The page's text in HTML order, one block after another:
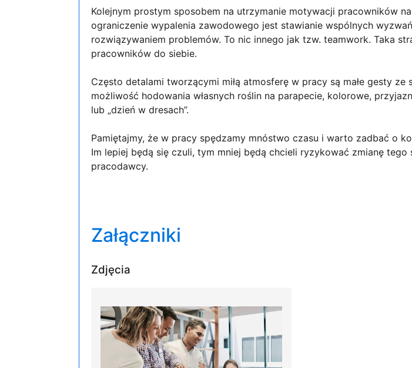
Kolejnym prostym sposobem na utrzymanie motywacji pracowników
ograniczenie wypalenia zawodowego jest stawianie wspólnych
rozwiązywaniem problemów. To nic innego jak tzw. teamwork. Taka
pracowników do siebie.
Często detalami tworzącymi miłą atmosferę w pracy są małe gesty ze
możliwość hodowania własnych roślin na parapecie, kolorowe,
lub „dzień w dresach”.
Pamiętajmy, że w pracy spędzamy mnóstwo czasu i warto zadbać o
Im lepiej będą się czuli, tym mniej będą chcieli ryzykować zmianę
pracodawcy.
Załączniki
Zdjęcia